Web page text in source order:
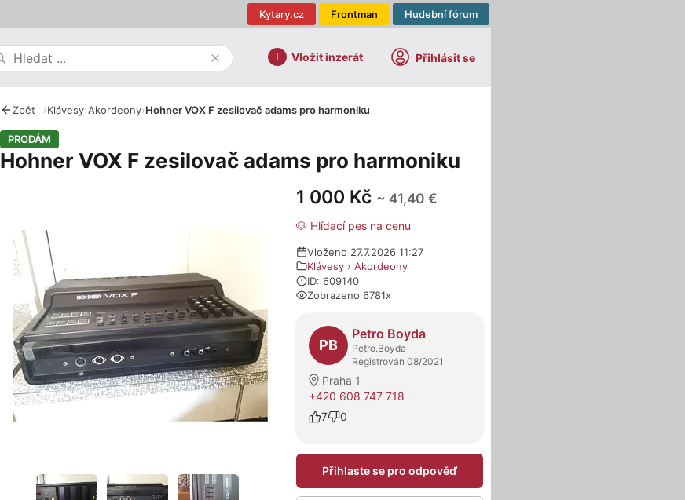
Hudební fórum
Frontman
Kytary.cz
Vložit inzerát Přihlásit se
Zpět ›Klávesy›Akordeony›Hohner VOX F zesilovač adams pro harmoniku
PRODÁM
Hohner VOX F zesilovač adams pro harmoniku
1 000 Kč ~ 41,40 €
🐶 Hlídací pes na cenu
Vloženo 27.7.2026 11:27
Klávesy › Akordeony
ID: 609140
Zobrazeno 6781x
O prodejci
PB
Petro Boyda
Petro.Boyda
Registrován 08/2021
Praha 1
+420 608 747 718
7
0
Přihlaste se pro odpověď